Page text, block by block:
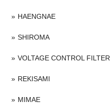
HAENGNAE
SHIROMA
VOLTAGE CONTROL FILTER
REKISAMI
MIMAE